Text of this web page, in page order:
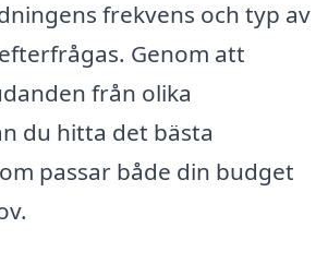
frekvens och typ av
Genom att
från olika
du hitta det bästa
passar både din budget